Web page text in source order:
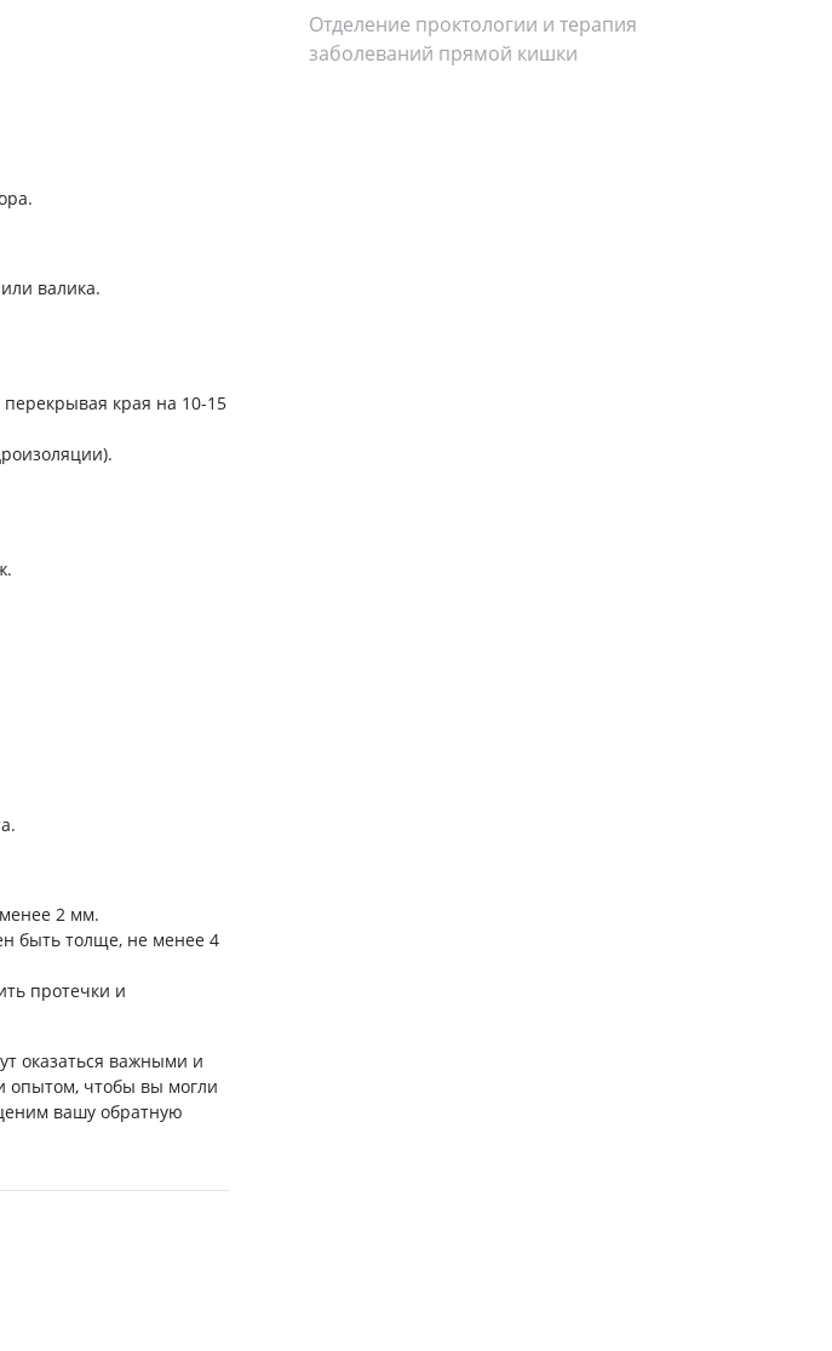
валика.
края на 10-15
2 мм.
быть толще, не менее 4
протечки и
оказаться важными и
опытом, чтобы вы могли
вашу обратную
Отделение проктологии и терапия
заболеваний прямой кишки